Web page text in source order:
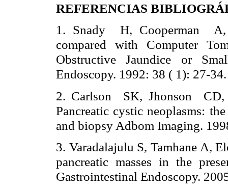
REFERENCIAS
1. Snady
H, Cooperman
compared with Computer
Obstructive Jaundice or
Endoscopy. 1992: 38 ( 1): 27-
2. Carlson
SK, Jhonson
Pancreatic cystic neoplasms:
and biopsy Adbom Imaging.
3. Varadalajulu S, Tamhane A,
pancreatic masses in the
Gastrointestinal Endoscopy.